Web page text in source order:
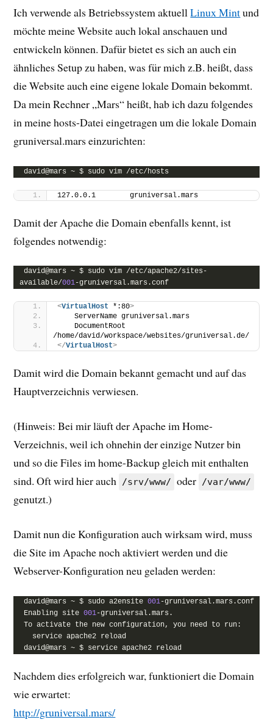
Ich verwende als Betriebssystem aktuellLinux Mintund
möchte meine Website auch lokal anschauen und
entwickeln können. Dafür bietet es sich an auch ein
ähnliches Setup zu haben, was für mich z.B. heißt, dass
die Website auch eine eigene lokale Domain bekommt.
Da mein Rechner „Mars“ heißt, hab ich dazu folgendes
in meine hosts-Datei eingetragen um die lokale Domain
gruniversal.mars einzurichten:
david@mars ~ $ sudo vim /etc/hosts
127.0.0.1        gruniversal.mars
Damit der Apache die Domain ebenfalls kennt, ist
folgendes notwendig:
david@mars ~ $ sudo vim /etc/apache2/sites-
available/001-gruniversal.mars.conf
<VirtualHost *:80>
    ServerName gruniversal.mars
    DocumentRoot
/home/david/workspace/websites/gruniversal.de/
</VirtualHost>
Damit wird die Domain bekannt gemacht und auf das
Hauptverzeichnis verwiesen.
(Hinweis: Bei mir läuft der Apache im Home-
Verzeichnis, weil ich ohnehin der einzige Nutzer bin
und so die Files im home-Backup gleich mit enthalten
sind. Oft wird hier auch /srv/www/ oder /var/www/
genutzt.)
Damit nun die Konfiguration auch wirksam wird, muss
die Site im Apache noch aktiviert werden und die
Webserver-Konfiguration neu geladen werden:
david@mars ~ $ sudo a2ensite 001-gruniversal.mars.conf
Enabling site 001-gruniversal.mars.
To activate the new configuration, you need to run:
  service apache2 reload
david@mars ~ $ service apache2 reload
Nachdem dies erfolgreich war, funktioniert die Domain
wie erwartet:
http://gruniversal.mars/